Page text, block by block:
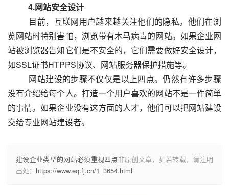
4.网站安全设计
览网站时特别害怕，浏览带有木马病毒的网站。如果企业网
站被浏览器告知它们是不安全的，它们需要做好安全设计，
如SSL证书HTPPS协议、网站服务器保护措施等。
没有介绍给每个人。打造一个用户喜欢的网站不是一件简单
的事情。如果企业没有这方面的人才，他们可以把网站建设
建设企业类型的网站必须重视四点非原创文章，如若转载，请注明
出处： https://www.eq.fj.cn/1_3654.html